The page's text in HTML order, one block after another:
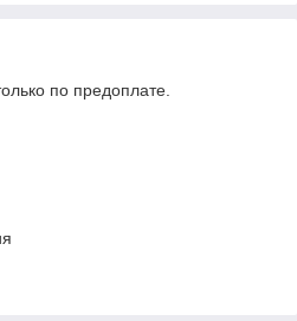
по предоплате.